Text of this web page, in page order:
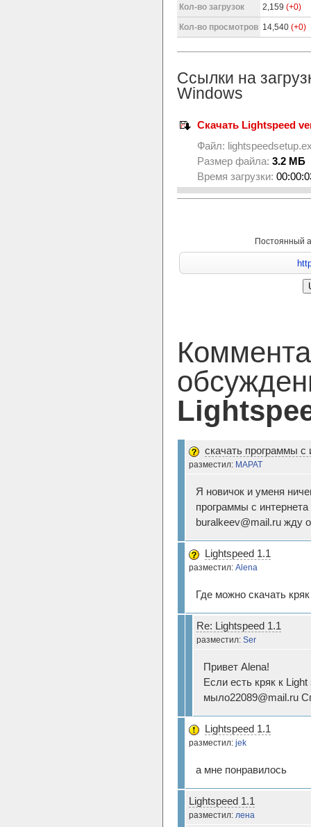
Кол-во загрузок 2,159 (+0)
Кол-во просмотров 14,540 (+0)
Ссылки на
Windows
Скачать Lightspeed
Файл:
Размер файла: 3.2 МБ
Время загрузки:
Постоянный
скачать программы с
разместил: МАРАТ
Я новичок и уменя
программы с
buralkeev@mail.ru жду
Lightspeed 1.1
разместил: Аlena
Где можно скачать
Re: Lightspeed 1.1
разместил: Ser
Привет Alena!
Если есть кряк к
мыло22089@mail.ru
Lightspeed 1.1
разместил: jek
а мне понравилось
Lightspeed 1.1
разместил: лена